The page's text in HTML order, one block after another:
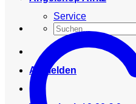
Service
Suchen
nach:
Anmelden